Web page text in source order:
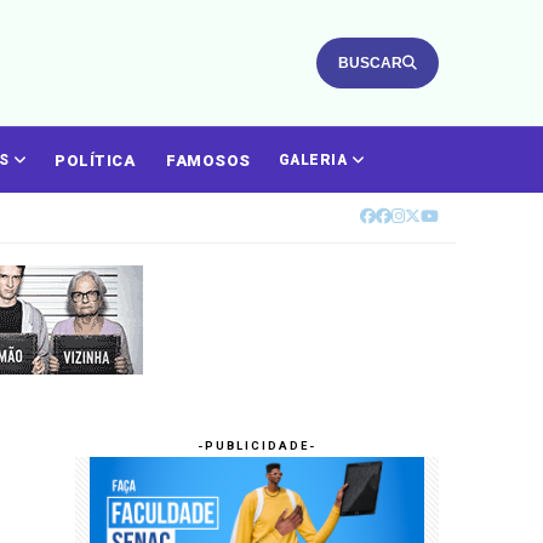
BUSCAR
POLÍTICA FAMOSOS GALERIA